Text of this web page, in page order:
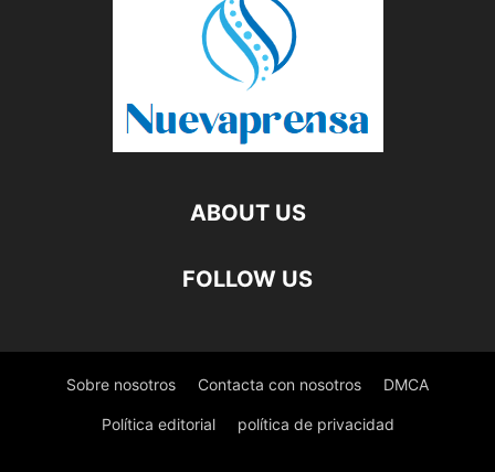
ABOUT US
FOLLOW US
Sobre nosotros Contacta con nosotros DMCA
Política editorial política de privacidad